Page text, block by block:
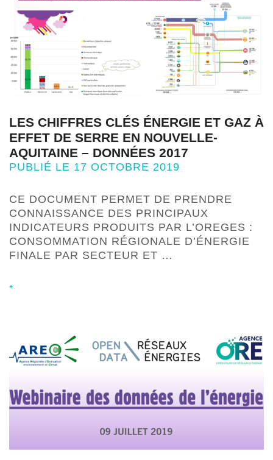
LES CHIFFRES CLÉS ÉNERGIE ET GAZ À
EFFET DE SERRE EN NOUVELLE-
AQUITAINE – DONNÉES 2017
PUBLIÉ LE 17 OCTOBRE 2019
CE DOCUMENT PERMET DE PRENDRE
CONNAISSANCE DES PRINCIPAUX
INDICATEURS PRODUITS PAR L’OREGES :
CONSOMMATION RÉGIONALE D’ÉNERGIE
FINALE PAR SECTEUR ET …
+